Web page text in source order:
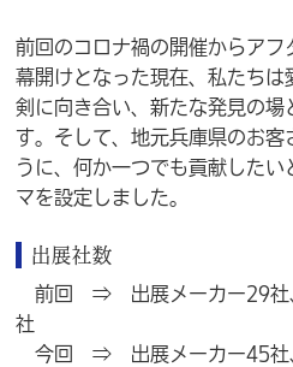
前回のコロナ禍の開催からア
幕開けとなった現在、私たち
剣に向き合い、新たな発見の
す。そして、地元兵庫県のお
うに、何か一つでも貢献した
マを設定しました。
出展社数
前回 ⇒ 出展メーカー29社
社
今回 ⇒ 出展メーカー45社